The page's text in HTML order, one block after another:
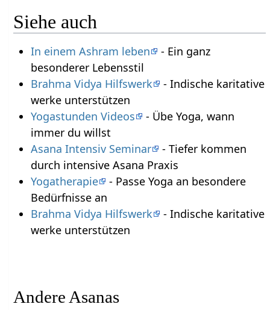
Siehe auch
In einem Ashram leben
- Ein ganz
besonderer Lebensstil
Brahma Vidya Hilfswerk
- Indische karitative
werke unterstützen
Yogastunden Videos
- Übe Yoga, wann
immer du willst
Asana Intensiv Seminar
- Tiefer kommen
durch intensive Asana Praxis
Yogatherapie
- Passe Yoga an besondere
Bedürfnisse an
Brahma Vidya Hilfswerk
- Indische karitative
werke unterstützen
Andere Asanas